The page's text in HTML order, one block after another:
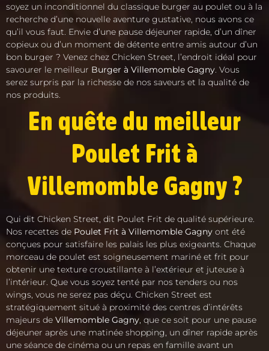
soyez un inconditionnel du classique burger au poulet ou à la
recherche d’une nouvelle aventure gustative, nous avons ce
qu’il vous faut. Envie d’une pause déjeuner rapide, d’un dîner
copieux ou d’un moment de détente entre amis autour d’un
bon burger ? Venez chez Chicken Street, l’endroit idéal pour
savourer le meilleur Burger à Villemomble Gagny . Vous
serez surpris par la richesse de nos saveurs et la qualité de
nos produits.
En quête du meilleur
Poulet Frit à
Villemomble Gagny ?
Qui dit Chicken Street, dit Poulet Frit de qualité supérieure.
Nos recettes de Poulet Frit à Villemomble Gagny ont été
conçues pour satisfaire les palais les plus exigeants. Chaque
morceau de poulet est soigneusement mariné et frit pour
obtenir une texture croustillante à l’extérieur et juteuse à
l’intérieur. Que vous soyez tenté par nos tenders ou nos
wings, vous ne serez pas déçu. Chicken Street est
stratégiquement situé à proximité des centres d’intérêts
majeurs de Villemomble Gagny , que ce soit pour une pause
déjeuner après une matinée shopping, un dîner rapide après
une séance de cinéma ou un repas en famille avant un